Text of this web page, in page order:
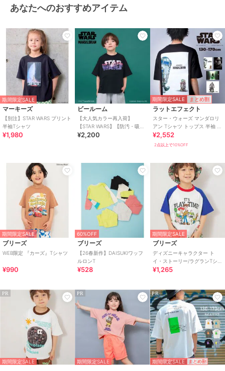
あなたへのおすすめアイテム
期間限定SALE
マーキーズ
【別注】STAR WARS プリント
半袖Tシャツ
¥1,980
ビールーム
【大人気カラー再入荷】
【STAR WARS】【防汚・吸水
速乾・UV】【カイテキ天竺】
¥2,200
期間限定SALE まとめ割
ラットエフェクト
スター・ウォーズ マンダロリ
アン Tシャツ トップス 半袖 カ
ットソー
¥2,552
2点以上で10%OFF
期間限定SALE
ブリーズ
WEB限定 『カーズ』Tシャツ
¥990
60%OFF
ブリーズ
【26春新作】DAISUKIワッフ
ルロンT
¥528
期間限定SALE
ブリーズ
ディズニーキャラクター ト
イ・ストーリー/ラグランTシャ
ツ
¥1,265
PR
期間限定SALE
PR
期間限定SALE
PR
期間限定SALE まとめ割